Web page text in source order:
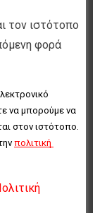
τον ιστότοπο
φορά
να μπορούμε να
στον ιστότοπο.
πολιτική